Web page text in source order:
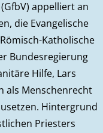
appelliert an
die Evangelische
Katholische
Bundesregierung
Hilfe, Lars
als Menschenrecht
Hintergrund
Priesters